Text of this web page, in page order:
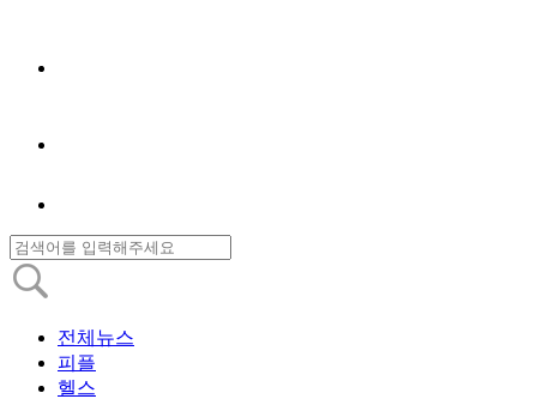
전체뉴스
피플
헬스